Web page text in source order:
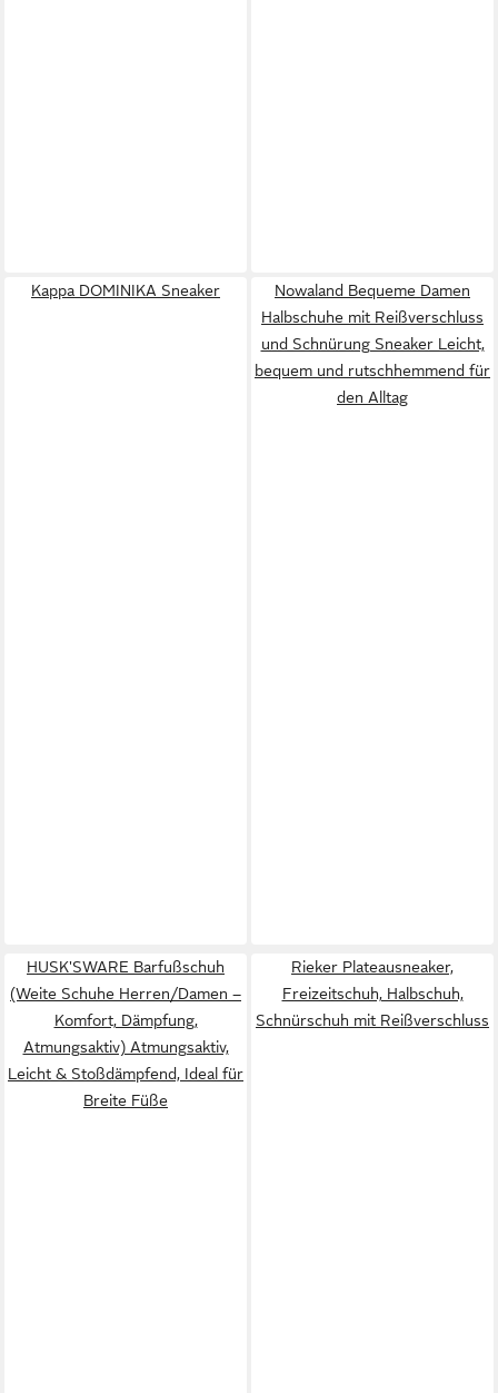
Kappa DOMINIKA Sneaker
Nowaland Bequeme Damen
Halbschuhe mit Reißverschluss
und Schnürung Sneaker Leicht,
bequem und rutschhemmend für
den Alltag
HUSK'SWARE Barfußschuh
(Weite Schuhe Herren/Damen –
Komfort, Dämpfung,
Atmungsaktiv) Atmungsaktiv,
Leicht & Stoßdämpfend, Ideal für
Breite Füße
Rieker Plateausneaker,
Freizeitschuh, Halbschuh,
Schnürschuh mit Reißverschluss